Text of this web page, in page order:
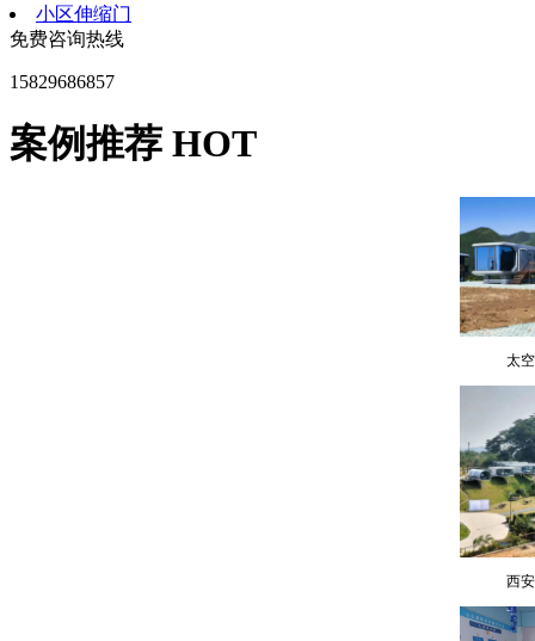
小区伸缩门
免费咨询热线
15829686857
案例推荐 HOT
太
西